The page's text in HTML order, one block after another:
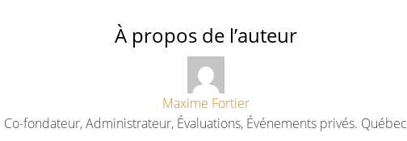
À propos de l’auteur
Maxime Fortier
Co-fondateur, Administrateur, Évaluations, Événements privés. Québec